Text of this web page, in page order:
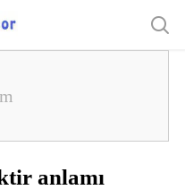
anlamı